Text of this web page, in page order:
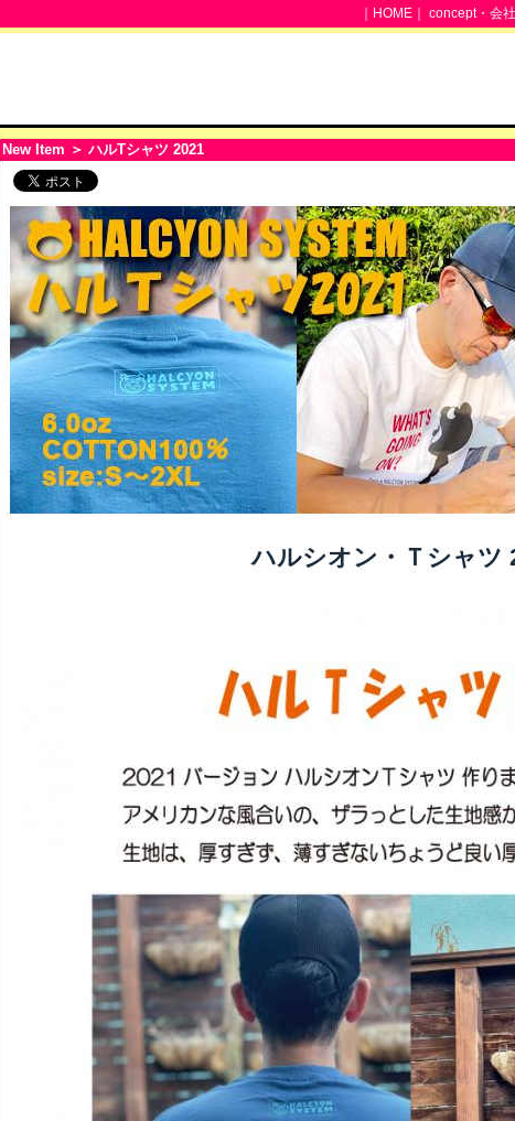
｜ HOME ｜ concept・会
New Item ＞ ハルTシャツ 2021
ハルシオン・Ｔシャツ